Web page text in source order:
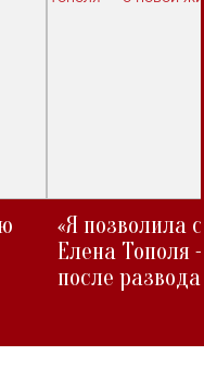
«Я позволила
Елена Тополя
после развода